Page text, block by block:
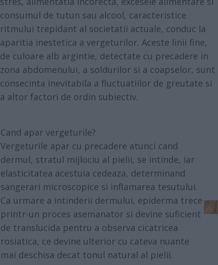
consumul de tutun sau alcool, caracteristice
ritmului trepidant al societatii actuale, conduc la
aparitia inestetica a vergeturilor. Aceste linii fine,
de culoare alb argintie, detectate cu precadere in
zona abdomenului, a soldurilor si a coapselor, sunt
consecinta inevitabila a fluctuatiilor de greutate si
a altor factori de ordin subiectiv.
Cand apar vergeturile?
Vergeturile apar cu precadere atunci cand
dermul, stratul mijlociu al pielii, se intinde, iar
elasticitatea acestuia cedeaza, determinand
sangerari microscopice si inflamarea tesutului.
Ca urmare a intinderii dermului, epiderma trece
printr-un proces asemanator si devine suficient
de translucida pentru a observa cicatricea
rosiatica, ce devine ulterior cu cateva nuante
mai deschisa decat tonul natural al pielii.